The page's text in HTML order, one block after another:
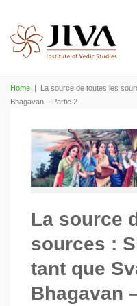
Home | La source de toutes les
Bhagavan – Partie 2
La source
sources :
tant que
Bhagavan